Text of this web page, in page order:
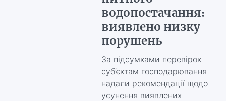
водопостачання:
виявлено низку
порушень
За підсумками перевірок
суб’єктам господарювання
надали рекомендації щодо
усунення виявлених